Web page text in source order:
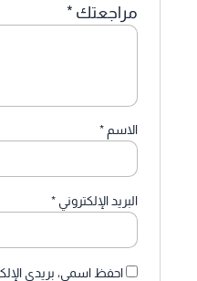
مراجعتك *
الاسم*
البريد الإلكتروني*
احفظ اسمي، بريدي